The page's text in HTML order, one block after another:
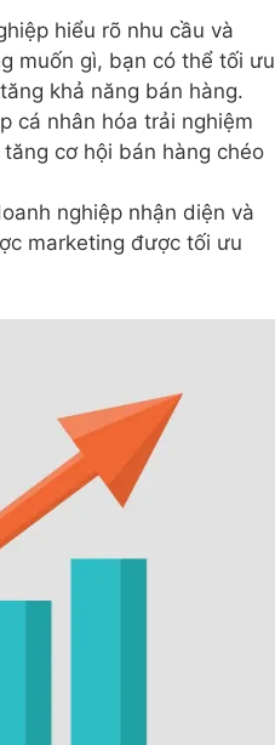
hiểu rõ nhu cầu và
muốn gì, bạn có thể tối ưu
khả năng bán hàng.
cá nhân hóa trải nghiệm
cơ hội bán hàng chéo
nghiệp nhận diện và
marketing được tối ưu